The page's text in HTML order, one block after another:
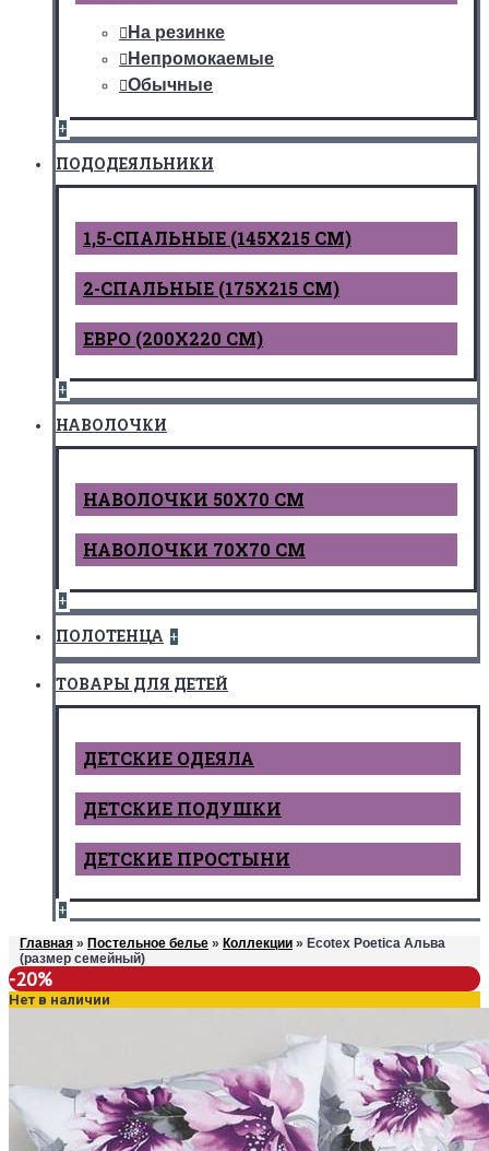
На резинке
Непромокаемые
Обычные
+
ПОДОДЕЯЛЬНИКИ
1,5-СПАЛЬНЫЕ (145Х215 СМ)
2-СПАЛЬНЫЕ (175Х215 СМ)
ЕВРО (200Х220 СМ)
+
НАВОЛОЧКИ
НАВОЛОЧКИ 50Х70 СМ
НАВОЛОЧКИ 70Х70 СМ
+
ПОЛОТЕНЦА +
ТОВАРЫ ДЛЯ ДЕТЕЙ
ДЕТCКИЕ ОДЕЯЛА
ДЕТСКИЕ ПОДУШКИ
ДЕТСКИЕ ПРОСТЫНИ
+
Главная » Постельное белье » Коллекции » Ecotex Poetica Альва
(размер семейный)
-20%
Нет в наличии